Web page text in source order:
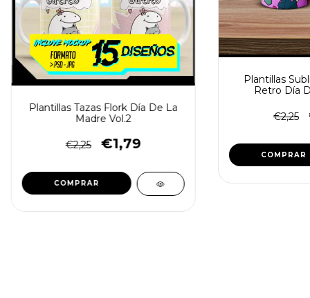
Plantillas Tazas Flork Día De La
Madre Vol.2
€2,25 €1,79
Plantillas
Retro Día
€2,25